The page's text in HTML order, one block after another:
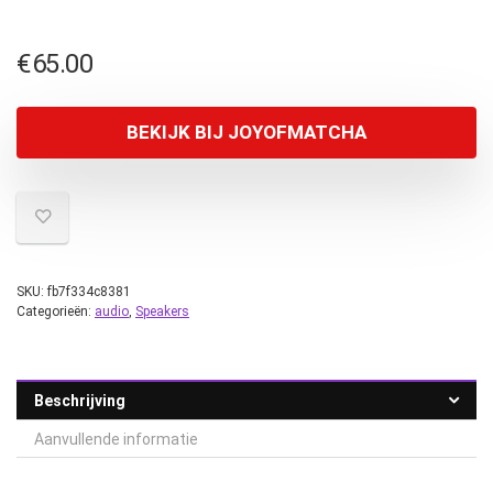
€65.00
BEKIJK BIJ JOYOFMATCHA
SKU:fb7f334c8381
Categorieën: audio, Speakers
Beschrijving
Aanvullende informatie